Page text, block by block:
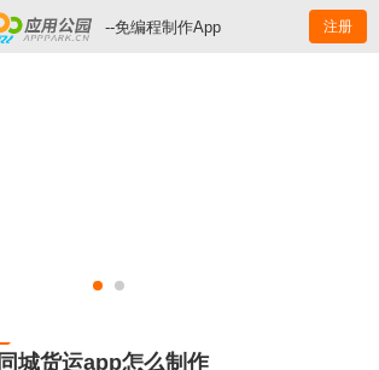
--免编程制作App 注册
同城货运app怎么制作_